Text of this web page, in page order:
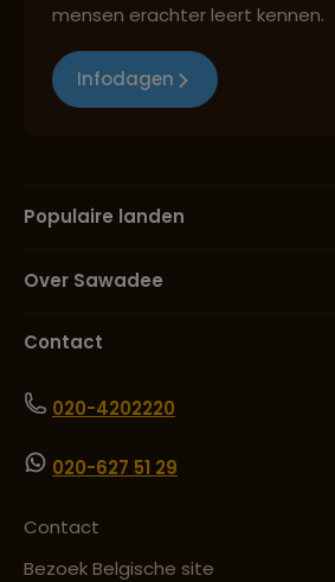
mensen erachter leert kennen.
Infodagen
Populaire landen
Over Sawadee
Contact
020-4202220
020-627 51 29
Contact
Bezoek Belgische site